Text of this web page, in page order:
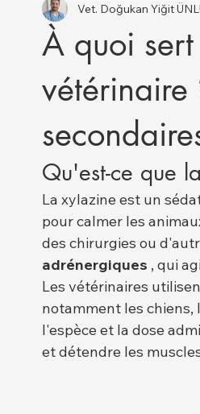
À propos des chiens Chats et
À quoi
vétérinaire
Vet. Doğukan Yiğit
Qu'est-ce que
La xylazine est un
pour calmer les
des chirurgies ou
adrénergiques , qui
Les vétérinaires
notamment les chiens,
l'espèce et la dose
et détendre les